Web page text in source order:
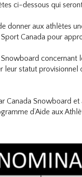
ci-dessous qui
donner aux athlètes
Canada pour
statut
Canada Snowboard
d’Aide aux